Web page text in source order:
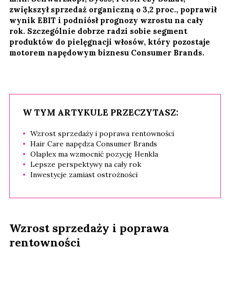
zwiększył sprzedaż organiczną o 3,2 proc., poprawił
wynik EBIT i podniósł prognozy wzrostu na cały
rok. Szczególnie dobrze radzi sobie segment
produktów do pielęgnacji włosów, który pozostaje
motorem napędowym biznesu Consumer Brands.
W TYM ARTYKULE PRZECZYTASZ:
Wzrost sprzedaży i poprawa rentowności
Hair Care napędza Consumer Brands
Olaplex ma wzmocnić pozycję Henkla
Lepsze perspektywy na cały rok
Inwestycje zamiast ostrożności
Wzrost sprzedaży i poprawa
rentowności